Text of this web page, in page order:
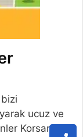
ucuz ve
Korsan